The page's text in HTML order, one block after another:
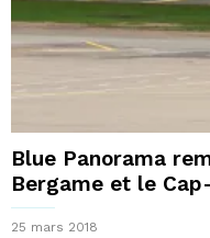
Blue Panorama
Bergame et le
25 mars 2018